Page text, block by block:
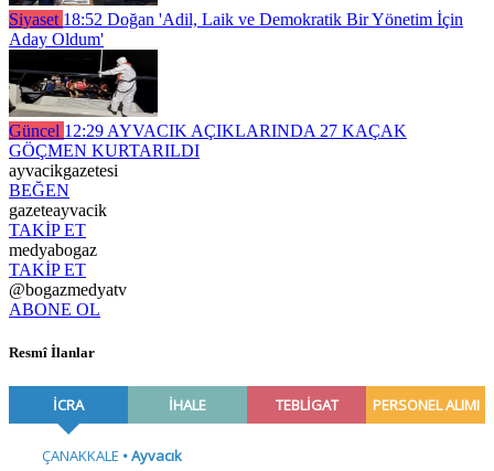
Siyaset 18:52 Doğan 'Adil, Laik ve Demokratik Bir Yönetim İçin
Aday Oldum'
Güncel 12:29 AYVACIK AÇIKLARINDA 27 KAÇAK
GÖÇMEN KURTARILDI
ayvacikgazetesi
BEĞEN
gazeteayvacik
TAKİP ET
medyabogaz
TAKİP ET
@bogazmedyatv
ABONE OL
Resmî İlanlar